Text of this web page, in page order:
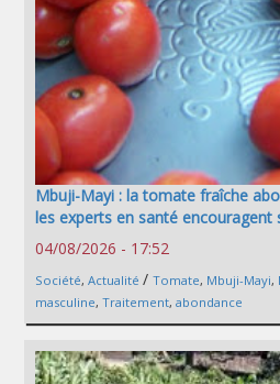
Mbuji-Mayi : la tomate fraîche
les experts en santé
04/08/2026 - 17:52
Société, Actualité / Tomate, Mbuji-Mayi,
masculine, Traitement, abondance